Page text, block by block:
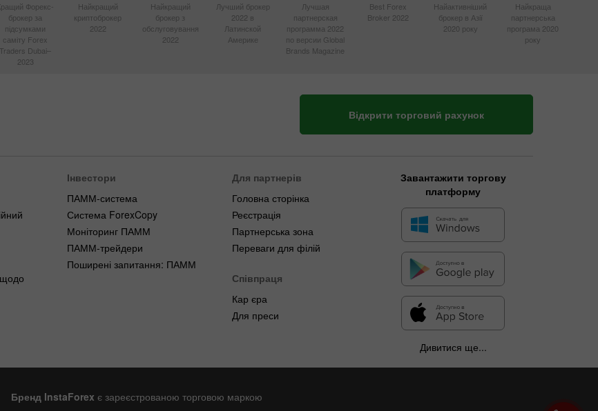
Форекс-
брокер за
підсумками
саміту Forex
Traders Dubai–
2023
Найкращий
криптоброкер
2022
Найкращий
брокер з
обслуговування
2022
Лучший брокер
2022 в
Латинской
Америке
Лучшая
партнерская
программа 2022
по версии Global
Brands Magazine
Best Forex
Broker 2022
Найактивніший
брокер в Азії
2020 року
Найкраща
партнерська
програма 2020
року
Відкрити торговий рахунок
Інвестори
ПАММ-система
Система ForexCopy
Моніторинг ПАММ
ПАММ-трейдери
Поширені запитання: ПАММ
Для партнерів
Головна сторінка
Реєстрація
Партнерська зона
Переваги для філій
Співпраця
Кар єра
Для преси
Завантажити торгову
платформу
Дивитися ще...
Бренд InstaForex є зареєстрованою торговою маркою